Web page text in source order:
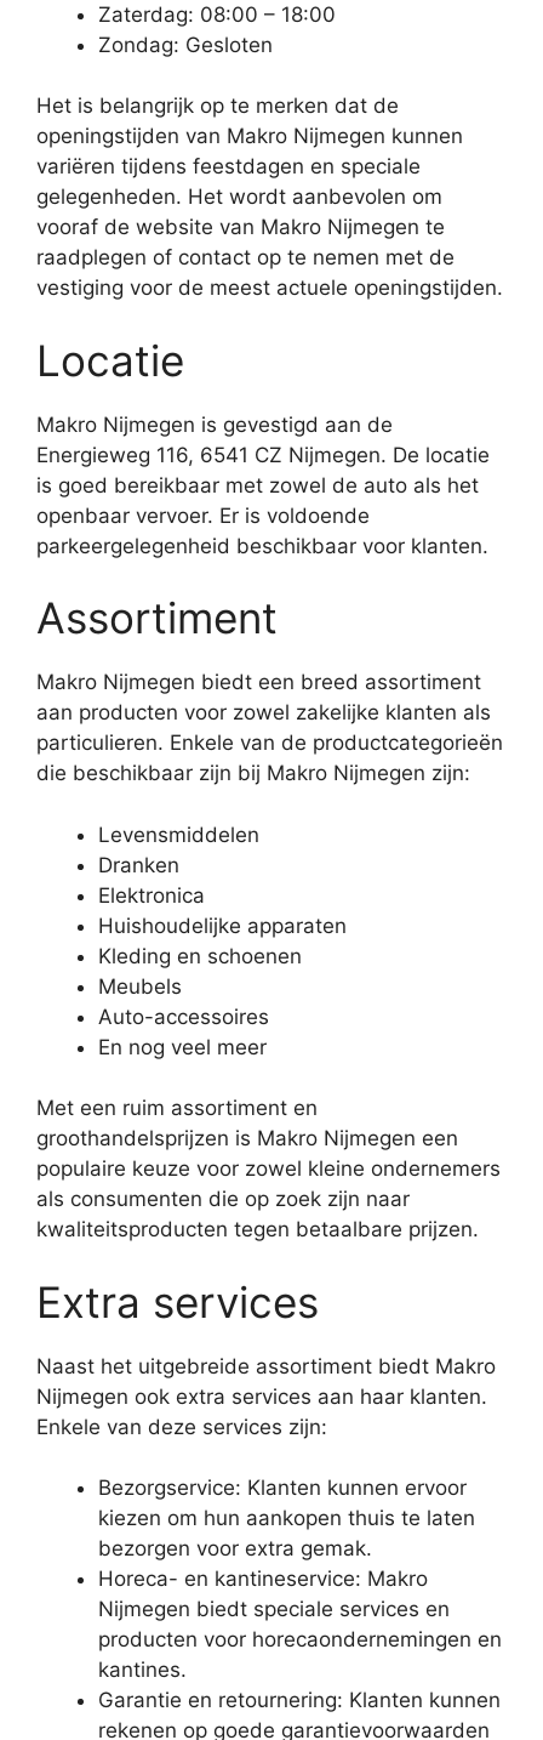
Zaterdag: 08:00 – 18:00
Zondag: Gesloten
Het is belangrijk op te merken dat de
openingstijden van Makro Nijmegen kunnen
variëren tijdens feestdagen en speciale
gelegenheden. Het wordt aanbevolen om
vooraf de website van Makro Nijmegen te
raadplegen of contact op te nemen met de
vestiging voor de meest actuele openingstijden.
Locatie
Makro Nijmegen is gevestigd aan de
Energieweg 116, 6541 CZ Nijmegen. De locatie
is goed bereikbaar met zowel de auto als het
openbaar vervoer. Er is voldoende
parkeergelegenheid beschikbaar voor klanten.
Assortiment
Makro Nijmegen biedt een breed assortiment
aan producten voor zowel zakelijke klanten als
particulieren. Enkele van de productcategorieën
die beschikbaar zijn bij Makro Nijmegen zijn:
Levensmiddelen
Dranken
Elektronica
Huishoudelijke apparaten
Kleding en schoenen
Meubels
Auto-accessoires
En nog veel meer
Met een ruim assortiment en
groothandelsprijzen is Makro Nijmegen een
populaire keuze voor zowel kleine ondernemers
als consumenten die op zoek zijn naar
kwaliteitsproducten tegen betaalbare prijzen.
Extra services
Naast het uitgebreide assortiment biedt Makro
Nijmegen ook extra services aan haar klanten.
Enkele van deze services zijn:
Bezorgservice: Klanten kunnen ervoor
kiezen om hun aankopen thuis te laten
bezorgen voor extra gemak.
Horeca- en kantineservice: Makro
Nijmegen biedt speciale services en
producten voor horecaondernemingen en
kantines.
Garantie en retournering: Klanten kunnen
rekenen op goede garantievoorwaarden